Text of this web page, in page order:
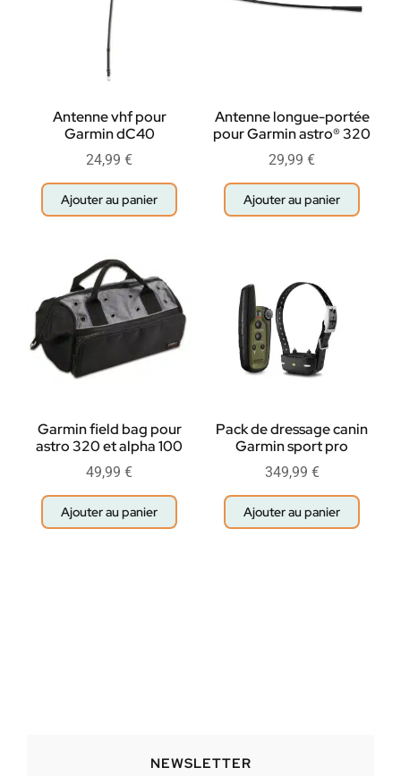
Antenne vhf pour
Garmin dC40
24,99 €
Ajouter au panier
Antenne longue-portée
pour Garmin astro® 320
29,99 €
Ajouter au panier
Garmin field bag pour
astro 320 et alpha 100
49,99 €
Ajouter au panier
Pack de dressage canin
Garmin sport pro
349,99 €
Ajouter au panier
NEWSLETTER